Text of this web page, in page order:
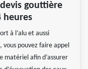
gouttière
heures
à l’alu et aussi
pouvez faire appel
matériel afin d’assurer